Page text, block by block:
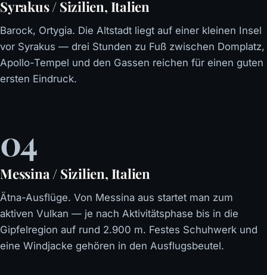
Syrakus / Sizilien, Italien
Barock, Ortygia. Die Altstadt liegt auf einer kleinen Insel
vor Syrakus — drei Stunden zu Fuß zwischen Domplatz,
Apollo-Tempel und den Gassen reichen für einen guten
ersten Eindruck.
04
Messina / Sizilien, Italien
Ätna-Ausflüge. Von Messina aus startet man zum
aktiven Vulkan — je nach Aktivitätsphase bis in die
Gipfelregion auf rund 2.900 m. Festes Schuhwerk und
eine Windjacke gehören in den Ausflugsbeutel.